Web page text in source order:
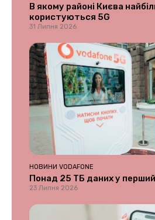
В якому районі Києва
користуються 5G
31 Липня 2026
НОВИНИ VODAFONE
Понад 25 ТБ даних у перший
23 Липня 2026